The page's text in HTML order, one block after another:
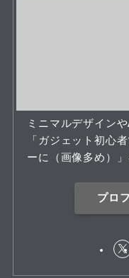
ミニマルデザイン
「ガジェット初心
ーに（画像多め）
プロ